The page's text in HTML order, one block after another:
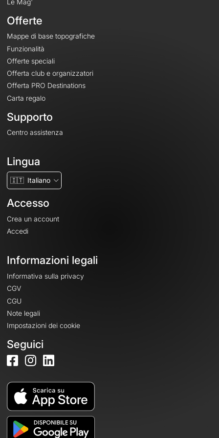
Offerte
Mappe di base topografiche
Funzionalità
Offerte speciali
Offerta club e organizzatori
Offerta PRO Destinations
Carta regalo
Supporto
Centro assistenza
Lingua
🇮🇹 Italiano
Accesso
Crea un account
Accedi
Informazioni legali
Informativa sulla privacy
CGV
CGU
Note legali
Impostazioni dei cookie
Seguici